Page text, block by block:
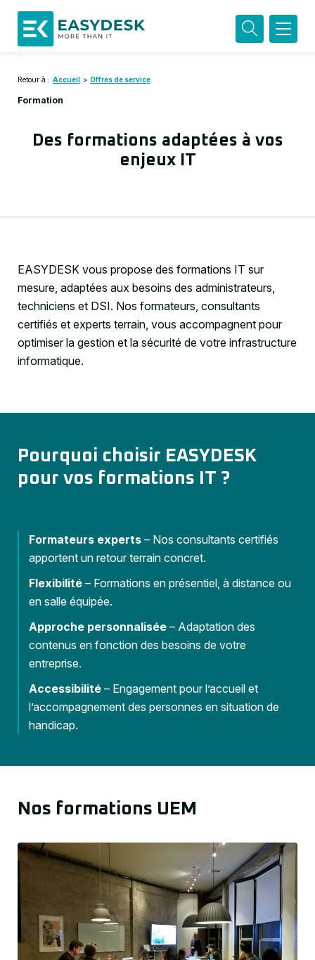
Retour à : Accueil > Offres de service
Formation
Des formations adaptées à vos
enjeux IT
EASYDESK vous propose des formations IT sur
mesure, adaptées aux besoins des administrateurs,
techniciens et DSI. Nos formateurs, consultants
certifiés et experts terrain, vous accompagnent pour
optimiser la gestion et la sécurité de votre infrastructure
informatique.
Pourquoi choisir EASYDESK
pour vos formations IT ?
Formateurs experts – Nos consultants certifiés
apportent un retour terrain concret.
Flexibilité – Formations en présentiel, à distance ou
en salle équipée.
Approche personnalisée – Adaptation des
contenus en fonction des besoins de votre
entreprise.
Accessibilité – Engagement pour l’accueil et
l’accompagnement des personnes en situation de
handicap.
Nos formations UEM